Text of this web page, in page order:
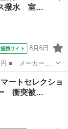
撥水 室…
提携サイト 8月6日
： Ｘ １年保
内除菌クリー
ートセレクショ
衝突被…